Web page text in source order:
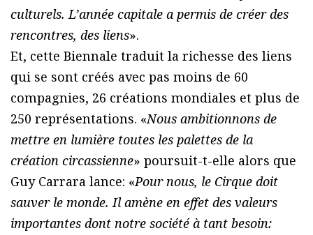
culturels. L’année capitale a permis de créer des
rencontres, des liens».
Et, cette Biennale traduit la richesse des liens
qui se sont créés avec pas moins de 60
compagnies, 26 créations mondiales et plus de
250 représentations. «Nous ambitionnons de
mettre en lumière toutes les palettes de la
création circassienne» poursuit-t-elle alors que
Guy Carrara lance: «Pour nous, le Cirque doit
sauver le monde. Il amène en effet des valeurs
importantes dont notre société à tant besoin: